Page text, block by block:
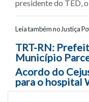
presidente do TED,
Leia também no Justiça
TRT-RN:
Município
Acordo do
para o hospital